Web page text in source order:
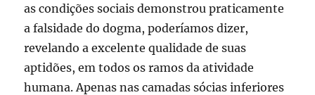
as condições sociais demonstrou praticamente
a falsidade do dogma, poderíamos dizer,
revelando a excelente qualidade de suas
aptidões, em todos os ramos da atividade
humana. Apenas nas camadas sócias inferiores